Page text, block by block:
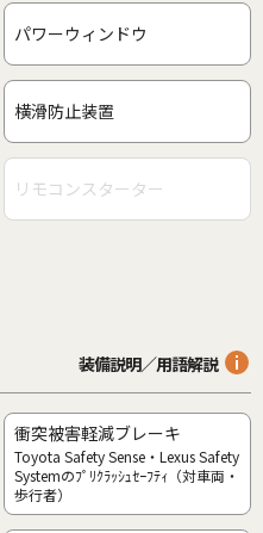
パワーウィンドウ
横滑防止装置
リモコンスターター
装備説明／用語解説
衝突被害軽減ブレーキ
Toyota Safety Sense・Lexus Safety
Systemのﾌﾟﾘｸﾗｯｼｭｾｰﾌﾃｨ（対車両・
歩行者）